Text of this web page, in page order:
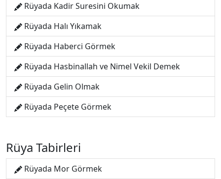
Rüyada Kadir Suresini Okumak
Rüyada Halı Yıkamak
Rüyada Haberci Görmek
Rüyada Hasbinallah ve Nimel Vekil Demek
Rüyada Gelin Olmak
Rüyada Peçete Görmek
Rüya Tabirleri
Rüyada Mor Görmek